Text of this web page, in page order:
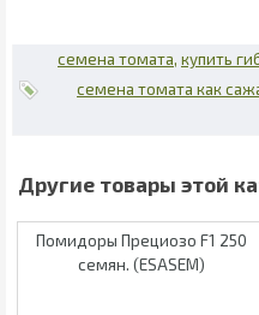
семена томата купить
семена томата как
Помидоры Прециозо F1 250
семян. (ESASEM)